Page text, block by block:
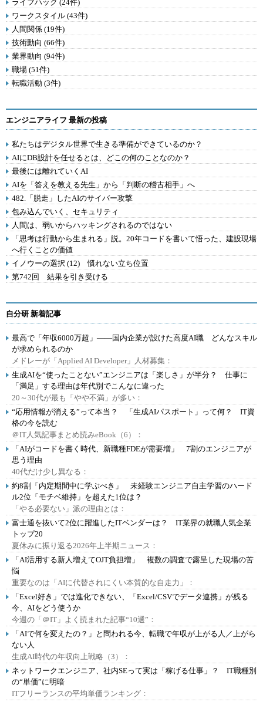
ライフハック (24件)
ワークスタイル (43件)
人間関係 (19件)
技術動向 (66件)
業界動向 (94件)
職場 (51件)
転職活動 (3件)
エンジニアライフ 最新の投稿
私たちはデジタル世界で生きる準備ができているのか？
AIにDB設計を任せるとは、どこの何のことなのか？
最後には離れていくAI
AIを「答えを教える先生」から「判断の稽古相手」へ
482.「脱走」したAIのサイバー攻撃
包み込んでいく、セキュリティ
人間は、弱いからハッキングされるのではない
「思考は行動から生まれる」説。20年コードを書いて悟った、建設現場
へ行くことの価値
イノウーの選択 (12) 慣れない立ち位置
第742回 結果を引き受ける
自分研 新着記事
最高で「年収6000万超」――国内企業が設けた高度AI職 どんなスキル
が求められるのか
メドレーが「Applied AI Developer」人材募集：
生成AIを“使ったことない”エンジニアは「楽しさ」が半分？ 仕事に
「満足」する理由は年代別でこんなに違った
20～30代が最も「やや不満」が多い：
“応用情報が消える”って本当？ 「生成AIパスポート」って何？ IT資
格の今を読む
＠IT人気記事まとめ読みeBook（6）：
「AIがコードを書く時代、新職種FDEが需要増」 7割のエンジニアが
思う理由
40代だけ少し異なる：
約8割「内定期間中に学ぶべき」 未経験エンジニア自主学習のハード
ル2位「モチベ維持」を超えた1位は？
「やる必要ない」派の理由とは：
富士通を抜いて2位に躍進したITベンダーは？ IT業界の就職人気企業
トップ20
夏休みに振り返る2026年上半期ニュース：
「AI活用する新人増えてOJT負担増」 複数の調査で露呈した現場の苦
悩
重要なのは「AIに代替されにくい本質的な自走力」：
「Excel好き」では進化できない、「Excel/CSVでデータ連携」が残る
今、AIをどう使うか
今週の「＠IT」よく読まれた記事“10選”：
「AIで何を変えたの？」と問われる今、転職で年収が上がる人／上がら
ない人
生成AI時代の年収向上戦略（3）：
ネットワークエンジニア、社内SEって実は「稼げる仕事」？ IT職種別
の“単価”に明暗
ITフリーランスの平均単価ランキング：